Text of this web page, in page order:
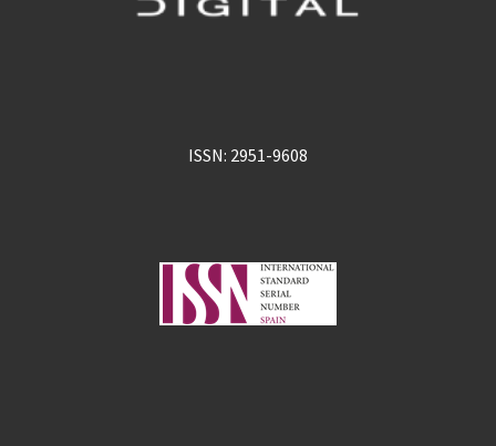
ISSN: 2951-9608